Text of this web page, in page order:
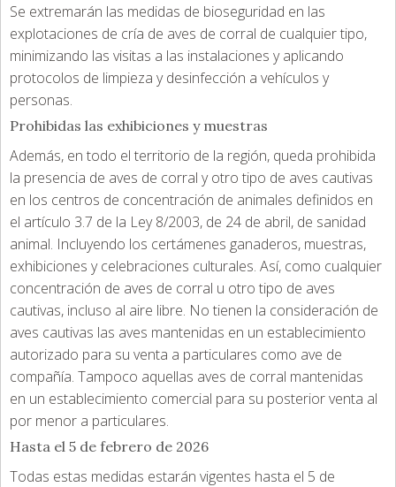
Se extremarán las medidas de bioseguridad en las
explotaciones de cría de aves de corral de cualquier tipo,
minimizando las visitas a las instalaciones y aplicando
protocolos de limpieza y desinfección a vehículos y
personas.
Prohibidas las exhibiciones y muestras
Además, en todo el territorio de la región, queda prohibida
la presencia de aves de corral y otro tipo de aves cautivas
en los centros de concentración de animales definidos en
el artículo 3.7 de la Ley 8/2003, de 24 de abril, de sanidad
animal. Incluyendo los certámenes ganaderos, muestras,
exhibiciones y celebraciones culturales. Así, como cualquier
concentración de aves de corral u otro tipo de aves
cautivas, incluso al aire libre. No tienen la consideración de
aves cautivas las aves mantenidas en un establecimiento
autorizado para su venta a particulares como ave de
compañía. Tampoco aquellas aves de corral mantenidas
en un establecimiento comercial para su posterior venta al
por menor a particulares.
Hasta el 5 de febrero de 2026
Todas estas medidas estarán vigentes hasta el 5 de